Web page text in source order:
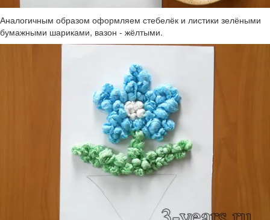
Аналогичным образом оформляем стебелёк и листики зелёными
бумажными шариками, вазон - жёлтыми.